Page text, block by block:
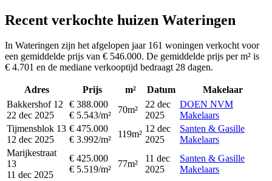
Recent verkochte huizen Wateringen
In Wateringen zijn het afgelopen jaar 161 woningen verkocht voor
een gemiddelde prijs van € 546.000. De gemiddelde prijs per m² is
€ 4.701 en de mediane verkooptijd bedraagt 28 dagen.
Adres Prijs m² Datum
Makelaar
Bakkershof 12
22 dec 2025
€ 388.000
€ 5.543/m²
70m²
22 dec
2025
DOEN NVM
Makelaars
Tijmensblok 13
12 dec 2025
€ 475.000
€ 3.992/m²
119m²
12 dec
2025
Santen & Gasille
Makelaars
Marijkestraat
13
11 dec 2025
€ 425.000
€ 5.519/m²
77m²
11 dec
2025
Santen & Gasille
Makelaars